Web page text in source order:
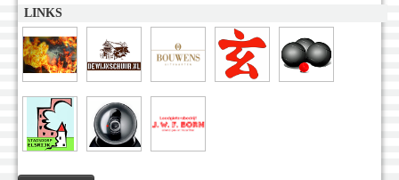
LINKS